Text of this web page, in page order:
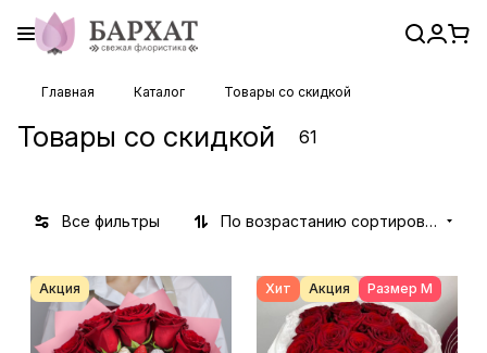
Главная Каталог Товары со скидкой
Товары со скидкой 61
Все фильтры По возрастанию сортировки
Акция Хит Акция Размер М